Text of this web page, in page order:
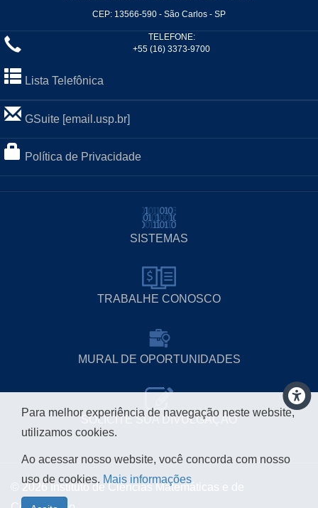
CEP: 13566-590 - São Carlos - SP
TELEFONE:
+55 (16) 3373-9700
Lista Telefônica
GSuite [email.usp.br]
Política de Privacidade
SISTEMAS
TRABALHE CONOSCO
MURAL DE OPORTUNIDADES
SOLICITE SUA DIVULGAÇÃO
© 2026 Instituto de Ciências Matemáticas e de
Para melhor experiência de navegação neste website,
utilizamos cookies.
Ao acessar nosso website, você concorda com nosso
uso de cookies. Mais informações